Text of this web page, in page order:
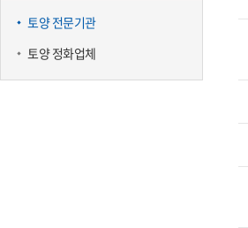
토양 전문기관
토양 정화업체